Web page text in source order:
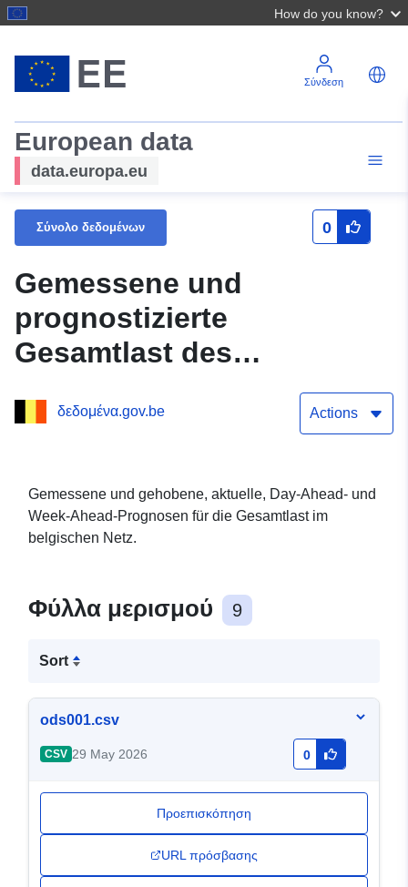
How do you know?
Σύνδεση
European data
data.europa.eu
Σύνολο δεδομένων 0
Gemessene und
prognostizierte
Gesamtlast des
(Historische Daten)
δεδομένα.gov.be Actions
Gemessene und gehobene, aktuelle, Day-Ahead- und
Week-Ahead-Prognosen für die Gesamtlast im
belgischen Netz.
Φύλλα μερισμού 9
Sort
ods001.csv
CSV 29 May 2026 0
Προεπισκόπηση
URL πρόσβασης